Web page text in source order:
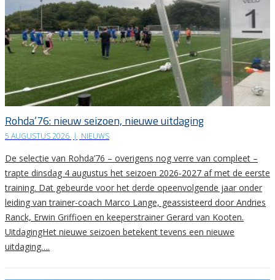
Rohda’76: nieuw seizoen, nieuwe uitdaging
5 AUGUSTUS 2026 | NIEUWS
De selectie van Rohda’76 – overigens nog verre van compleet –
trapte dinsdag 4 augustus het seizoen 2026-2027 af met de eerste
training. Dat gebeurde voor het derde opeenvolgende jaar onder
leiding van trainer-coach Marco Lange, geassisteerd door Andries
Ranck, Erwin Griffioen en keeperstrainer Gerard van Kooten.
UitdagingHet nieuwe seizoen betekent tevens een nieuwe
uitdaging….